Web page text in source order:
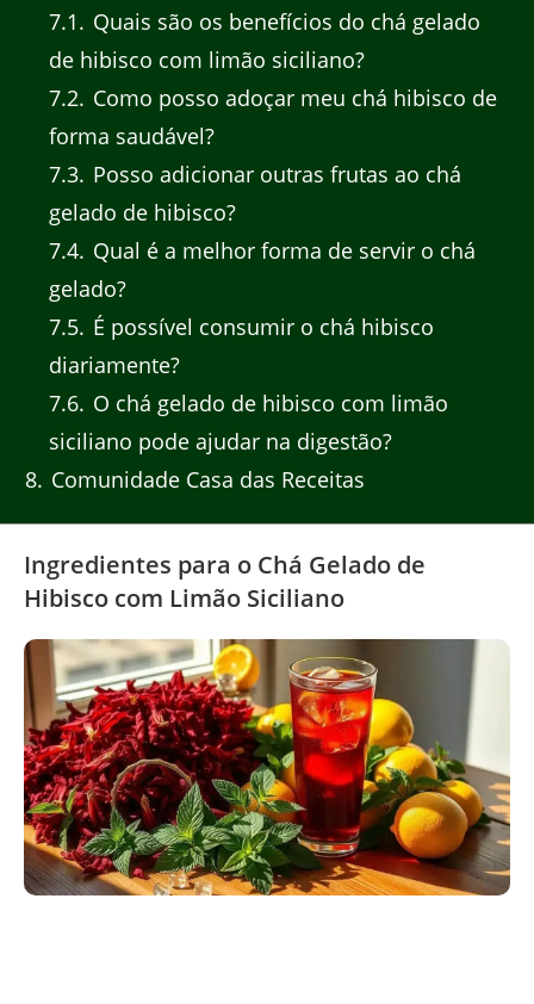
7.1
Quais são os benefícios do chá gelado
de hibisco com limão siciliano?
7.2 Como posso adoçar meu chá hibisco de
forma saudável?
7.3 Posso adicionar outras frutas ao chá
gelado de hibisco?
7.4 Qual é a melhor forma de servir o chá
gelado?
7.5 É possível consumir o chá hibisco
diariamente?
7.6 O chá gelado de hibisco com limão
siciliano pode ajudar na digestão?
8 Comunidade Casa das Receitas
Ingredientes para o Chá Gelado de
Hibisco com Limão Siciliano